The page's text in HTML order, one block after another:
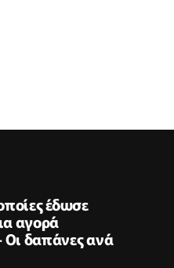
έδωσε
αγορά
Οι δαπάνες ανά